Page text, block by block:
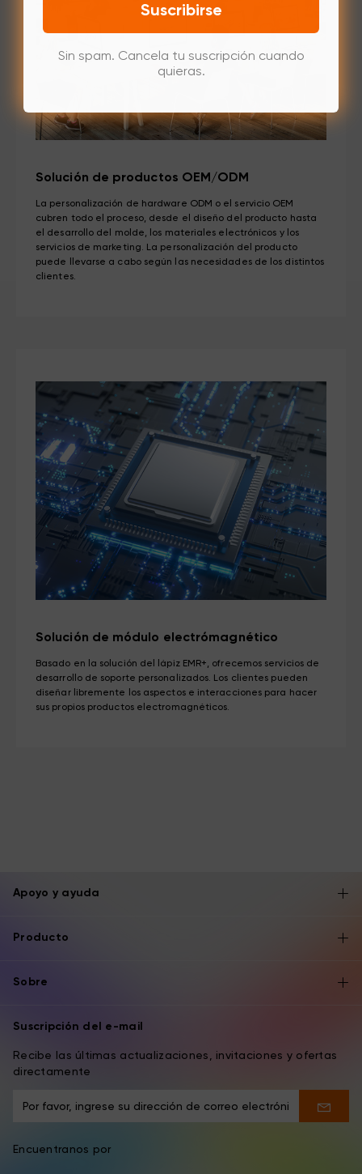
Solución de productos OEM/ODM
La personalización de hardware ODM o el servicio OEM
cubren todo el proceso, desde el diseño del producto hasta
el desarrollo del molde, los materiales electrónicos y los
servicios de marketing. La personalización del producto
puede llevarse a cabo según las necesidades de los distintos
clientes.
Solución de módulo electrómagnético
Basado en la solución del lápiz EMR+, ofrecemos servicios de
desarrollo de soporte personalizados. Los clientes pueden
diseñar libremente los aspectos e interacciones para hacer
sus propios productos electromagnéticos.
Apoyo y ayuda
Producto
Sobre
Suscripción del e-mail
Recibe las últimas actualizaciones, invitaciones y ofertas
directamente
Encuentranos por
Suscribirse
Sin spam. Cancela tu suscripción cuando
quieras.